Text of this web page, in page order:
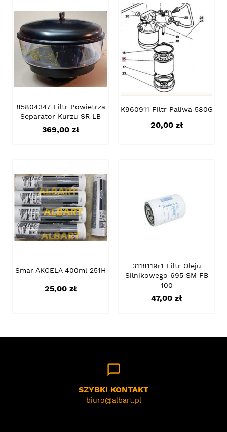
85804347 Filtr Powietrza
Separator Kurzu SR LB
Cena
369,00 zł
K960911 Filtr Paliwa 580G
Cena
20,00 zł
Smar AKCELA 400ml 251H
Cena
25,00 zł
3118119r1 Filtr Oleju
Silnikowego 695 SM FB
100
Cena
47,00 zł
chat_bubble_outline
SZYBKI KONTAKT
biuro@albart.pl